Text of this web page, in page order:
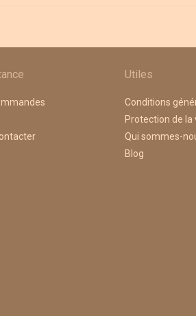
Utiles
Conditions
Protection de la
Qui sommes-
Blog